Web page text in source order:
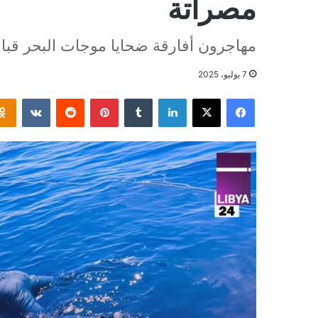
مصراتة
مهاجرون أفارقة ضحايا موجات البحر
7 يوليو، 2025
فيسبوك ‫X لينكدإن بينتيريست